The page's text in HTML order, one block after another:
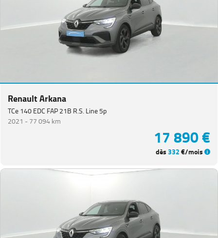
Renault Arkana
TCe 140 EDC FAP 21B R.S. Line 5p
2021 -77 094 km
17 890 €
dès332€/mois